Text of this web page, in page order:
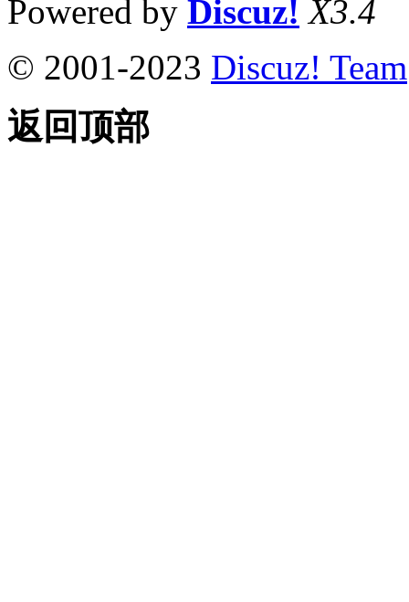
Powered by Discuz! X3.4
© 2001-2023 Discuz! Team
返回顶部